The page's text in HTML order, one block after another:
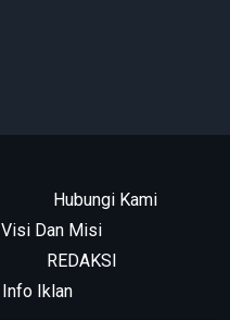
Hubungi Kami
Visi Dan Misi
REDAKSI
Info Iklan